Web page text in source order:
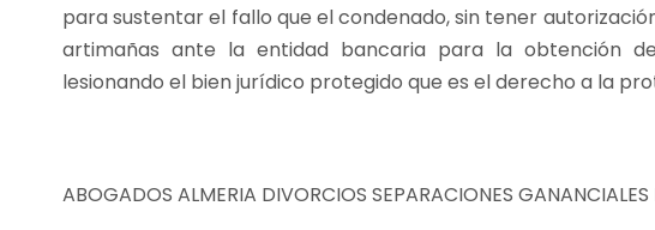
para sustentar el fallo que el condenado, sin tener
artimañas ante la entidad bancaria para la obtención
lesionando el bien jurídico protegido que es el derecho a la
ABOGADOS ALMERIA DIVORCIOS SEPARACIONES